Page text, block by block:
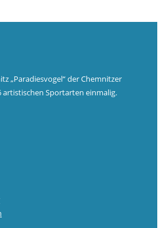
„Paradiesvogel“ der Chemnitzer
Sportarten einmalig.